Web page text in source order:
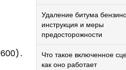
Удаление битума
инструкция и меры
предосторожности
Что такое включенное
как оно работает